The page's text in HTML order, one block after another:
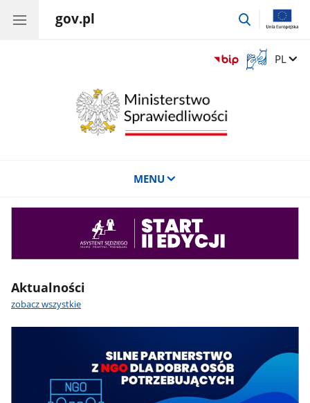
gov.pl
przejdź
Otwórz
okno
Zmień
PL
MENU
Aktualności
zobacz wszystkie